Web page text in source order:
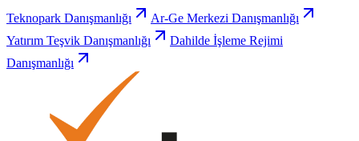
Teknopark Danışmanlığı
Ar-Ge Merkezi Danışmanlığı
Yatırım Teşvik Danışmanlığı
Dahilde İşleme Rejimi
Danışmanlığı